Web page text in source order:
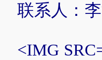
联系人：李
<IMG